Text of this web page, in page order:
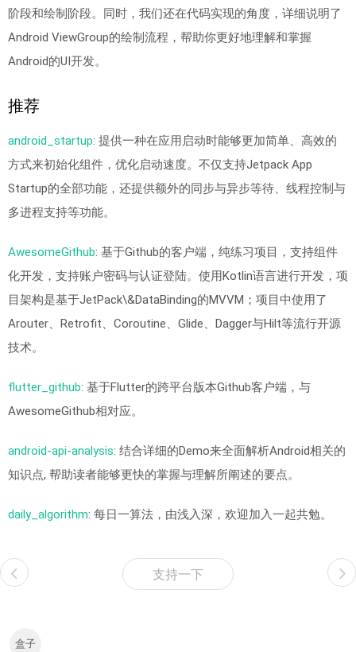
盒子
阶段和绘制阶段。同时，我们还在代码实现的角度，详细说明了
Android ViewGroup的绘制流程，帮助你更好地理解和掌握
Android的UI开发。
推荐
android_startup: 提供一种在应用启动时能够更加简单、高效的
方式来初始化组件，优化启动速度。不仅支持Jetpack App
Startup的全部功能，还提供额外的同步与异步等待、线程控制与
多进程支持等功能。
AwesomeGithub: 基于Github的客户端，纯练习项目，支持组件
化开发，支持账户密码与认证登陆。使用Kotlin语言进行开发，项
目架构是基于JetPack\&DataBinding的MVVM；项目中使用了
Arouter、Retrofit、Coroutine、Glide、Dagger与Hilt等流行开源
技术。
flutter_github: 基于Flutter的跨平台版本Github客户端，与
AwesomeGithub相对应。
android-api-analysis: 结合详细的Demo来全面解析Android相关的
知识点, 帮助读者能够更快的掌握与理解所阐述的要点。
daily_algorithm: 每日一算法，由浅入深，欢迎加入一起共勉。
支持一下